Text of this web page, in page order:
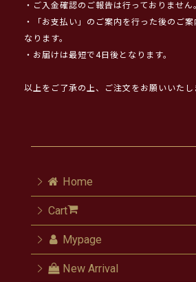
・ご入金確認のご報告は行っておりません
・「お支払い」のご案内を行った後のご
なります。
・お届けは最短で4日後となります。
以上をご了承の上、ご注文をお願いいたし
Home
Cart
Mypage
New Arrival